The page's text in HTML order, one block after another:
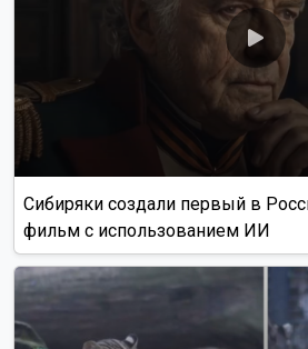
Сибиряки создали первый в
фильм с использованием ИИ